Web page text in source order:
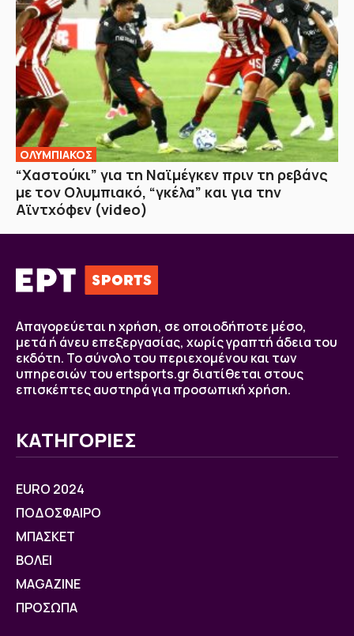
ΟΛΥΜΠΙΑΚΟΣ
“Χαστούκι” για τη Ναϊμέγκεν πριν τη ρεβάνς
με τον Ολυμπιακό, “γκέλα” και για την
Αϊντχόφεν (video)
Απαγορεύεται η χρήση, σε οποιοδήποτε μέσο,
μετά ή άνευ επεξεργασίας, χωρίς γραπτή άδεια του
εκδότη. Το σύνολο του περιεχομένου και των
υπηρεσιών του ertsports.gr διατίθεται στους
επισκέπτες αυστηρά για προσωπική χρήση.
ΚΑΤΗΓΟΡΙΕΣ
EURO 2024
ΠΟΔΟΣΦΑΙΡΟ
ΜΠΑΣΚΕΤ
ΒOΛΕΙ
MAGAZINE
ΠΡΟΣΩΠΑ